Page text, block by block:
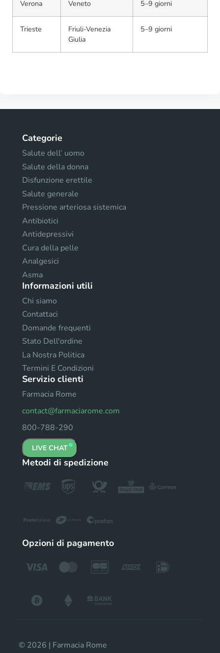
Verona Veneto 5–9 giorni
Trieste
Friuli-Venezia
Giulia
5–9 giorni
Categorie
Salute dell’ uomo
Salute della donna
Disfunzione erettile
Salute generale
Pressione arteriosa sistemica
Antibiotici
Antidepressivi
Cura della pelle
Analgesici
Asma
Informazioni utili
Chi siamo
Contattaci
Domande frequenti
Stato Dell'ordine
La Nostra Politica
Termini E Condizioni
Servizio clienti
Farmacia Rome
contact@farmaciarome.com
800-788-290
LIVE CHAT
Metodi di spedizione
Opzioni di pagamento
© 2026 | Farmacia Rome